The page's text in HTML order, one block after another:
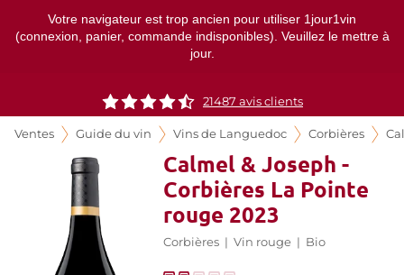
Votre navigateur est trop ancien pour utiliser 1jour1vin
(connexion, panier, commande indisponibles). Veuillez le mettre à
jour.
21487 avis clients
Ventes Guide du vin Vins de Languedoc Corbières
Calmel & Joseph -
Corbières La Pointe
rouge 2023
Corbières | Vin rouge | Bio